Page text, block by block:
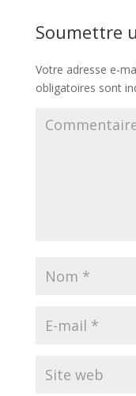
Soumettre
Votre adresse e-
obligatoires sont